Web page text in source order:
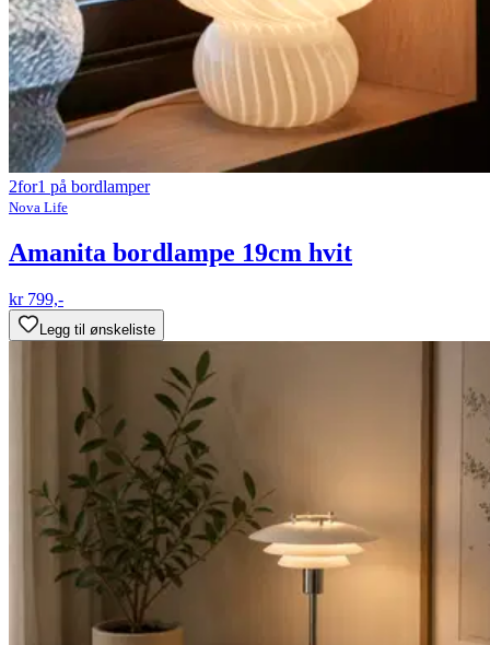
2for1 på bordlamper
Nova Life
Amanita bordlampe 19cm hvit
kr 799,-
Legg til ønskeliste